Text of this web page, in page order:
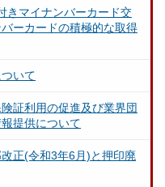
きマイナンバーカード交
ーカードの積極的な取得
いて
証利用の促進及び業界団
提供について
正(令和3年6月)と押印廃